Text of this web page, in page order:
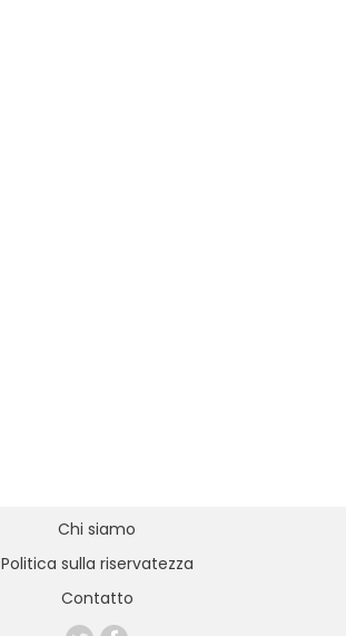
Chi siamo
Politica sulla riservatezza
Contatto